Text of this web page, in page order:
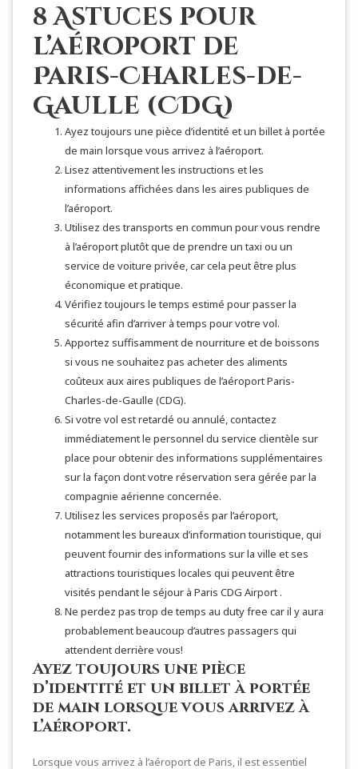
8 Astuces pour
l’aéroport de
Paris-Charles-de-
Gaulle (CDG)
Ayez toujours une pièce d’identité et un billet à portée
de main lorsque vous arrivez à l’aéroport.
Lisez attentivement les instructions et les
informations affichées dans les aires publiques de
l’aéroport.
Utilisez des transports en commun pour vous rendre
à l’aéroport plutôt que de prendre un taxi ou un
service de voiture privée, car cela peut être plus
économique et pratique.
Vérifiez toujours le temps estimé pour passer la
sécurité afin d’arriver à temps pour votre vol.
Apportez suffisamment de nourriture et de boissons
si vous ne souhaitez pas acheter des aliments
coûteux aux aires publiques de l’aéroport Paris-
Charles-de-Gaulle (CDG).
Si votre vol est retardé ou annulé, contactez
immédiatement le personnel du service clientèle sur
place pour obtenir des informations supplémentaires
sur la façon dont votre réservation sera gérée par la
compagnie aérienne concernée.
Utilisez les services proposés par l’aéroport,
notamment les bureaux d’information touristique, qui
peuvent fournir des informations sur la ville et ses
attractions touristiques locales qui peuvent être
visités pendant le séjour à Paris CDG Airport .
Ne perdez pas trop de temps au duty free car il y aura
probablement beaucoup d’autres passagers qui
attendent derrière vous!
Ayez toujours une pièce
d’identité et un billet à portée
de main lorsque vous arrivez à
l’aéroport.
Lorsque vous arrivez à l’aéroport de Paris, il est essentiel